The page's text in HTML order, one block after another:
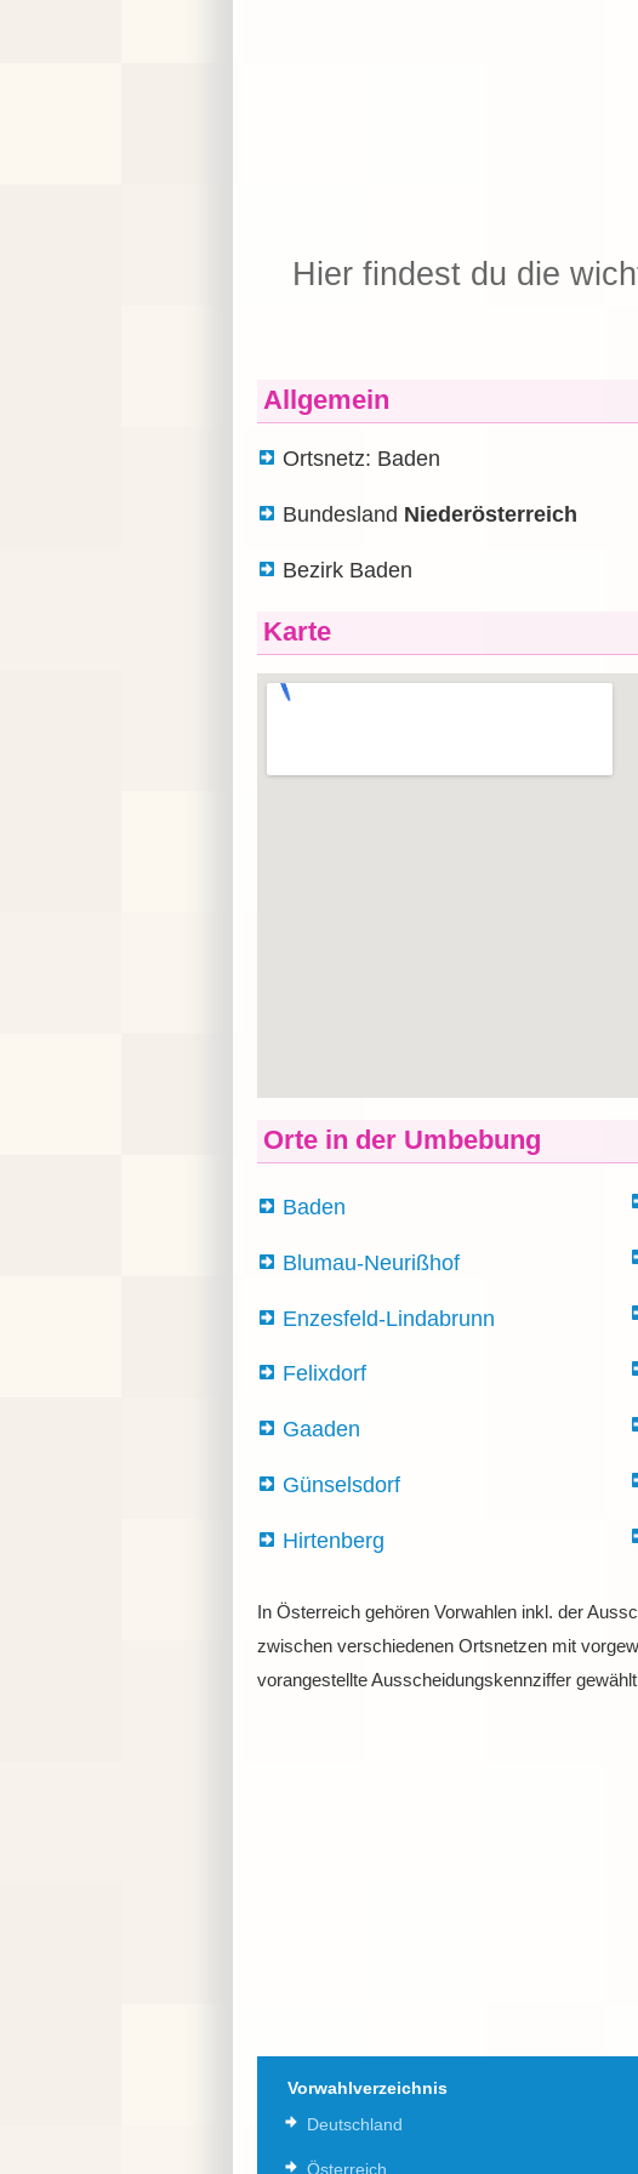
Hier findest du die
Allgemein
Ortsnetz: Baden
Bundesland Niederösterreich
Bezirk Baden
Karte
Orte in der Umbebung
Baden
Blumau-Neurißhof
Enzesfeld-Lindabrunn
Felixdorf
Gaaden
Günselsdorf
Hirtenberg
In Österreich gehören Vorwahlen inkl. der
zwischen verschiedenen Ortsnetzen mit
vorangestellte Ausscheidungskennziffer
Vorwahlverzeichnis
Deutschland
Österreich